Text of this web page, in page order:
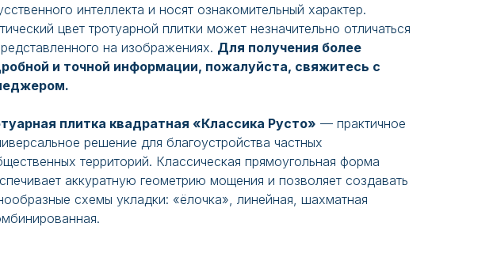
интеллекта и носят ознакомительный характер.
цвет тротуарной плитки может незначительно отличаться
на изображениях. Для получения более
и точной информации, пожалуйста, свяжитесь с
плитка квадратная «Классика Русто» — практичное
решение для благоустройства частных
территорий. Классическая прямоугольная форма
аккуратную геометрию мощения и позволяет создавать
схемы укладки: «ёлочка», линейная, шахматная